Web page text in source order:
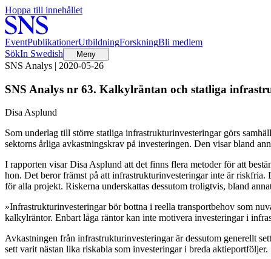
Hoppa till innehållet
EventPublikationerUtbildningForskningBli medlem
SökIn Swedish Meny
SNS Analys | 2020-05-26
SNS Analys nr 63. Kalkylräntan och statliga
Disa Asplund
Som underlag till större statliga infrastrukturinvesteringar görs
sektorns årliga avkastningskrav på investeringen. Den visar bland
I rapporten visar Disa Asplund att det finns flera metoder för att
hon. Det beror främst på att infrastrukturinvesteringar inte är
för alla projekt. Riskerna underskattas dessutom troligtvis, bland
»Infrastrukturinvesteringar bör bottna i reella transportbehov som
kalkylräntor. Enbart låga räntor kan inte motivera investeringar i
Avkastningen från infrastrukturinvesteringar är dessutom generellt
sett varit nästan lika riskabla som investeringar i breda aktieportföljer.